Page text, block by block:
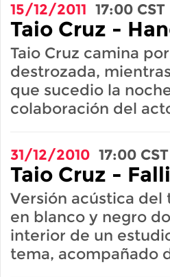
15/12/2011 17:00 CST
Taio Cruz -
Taio Cruz camina
destrozada,
que sucedio la
colaboración del
31/12/2010 17:00 CST
Taio Cruz -
Versión acústica del
en blanco y negro
interior de un
tema, acompañado